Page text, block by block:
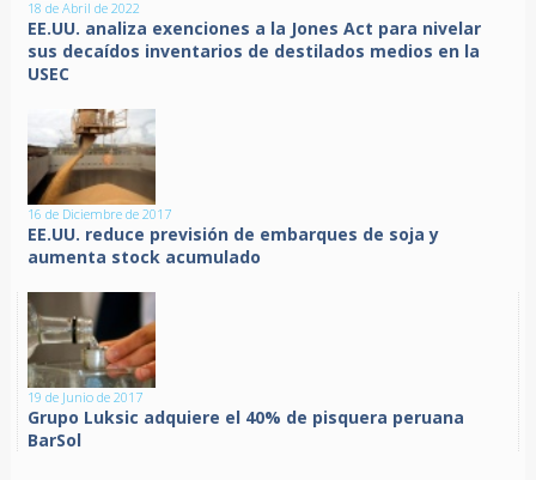
18 de Abril de 2022
EE.UU. analiza exenciones a la Jones Act para nivelar
sus decaídos inventarios de destilados medios en la
USEC
16 de Diciembre de 2017
EE.UU. reduce previsión de embarques de soja y
aumenta stock acumulado
19 de Junio de 2017
Grupo Luksic adquiere el 40% de pisquera peruana
BarSol